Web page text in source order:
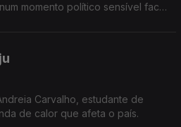
momento político sensível face
Carvalho, estudante de
de calor que afeta o país.